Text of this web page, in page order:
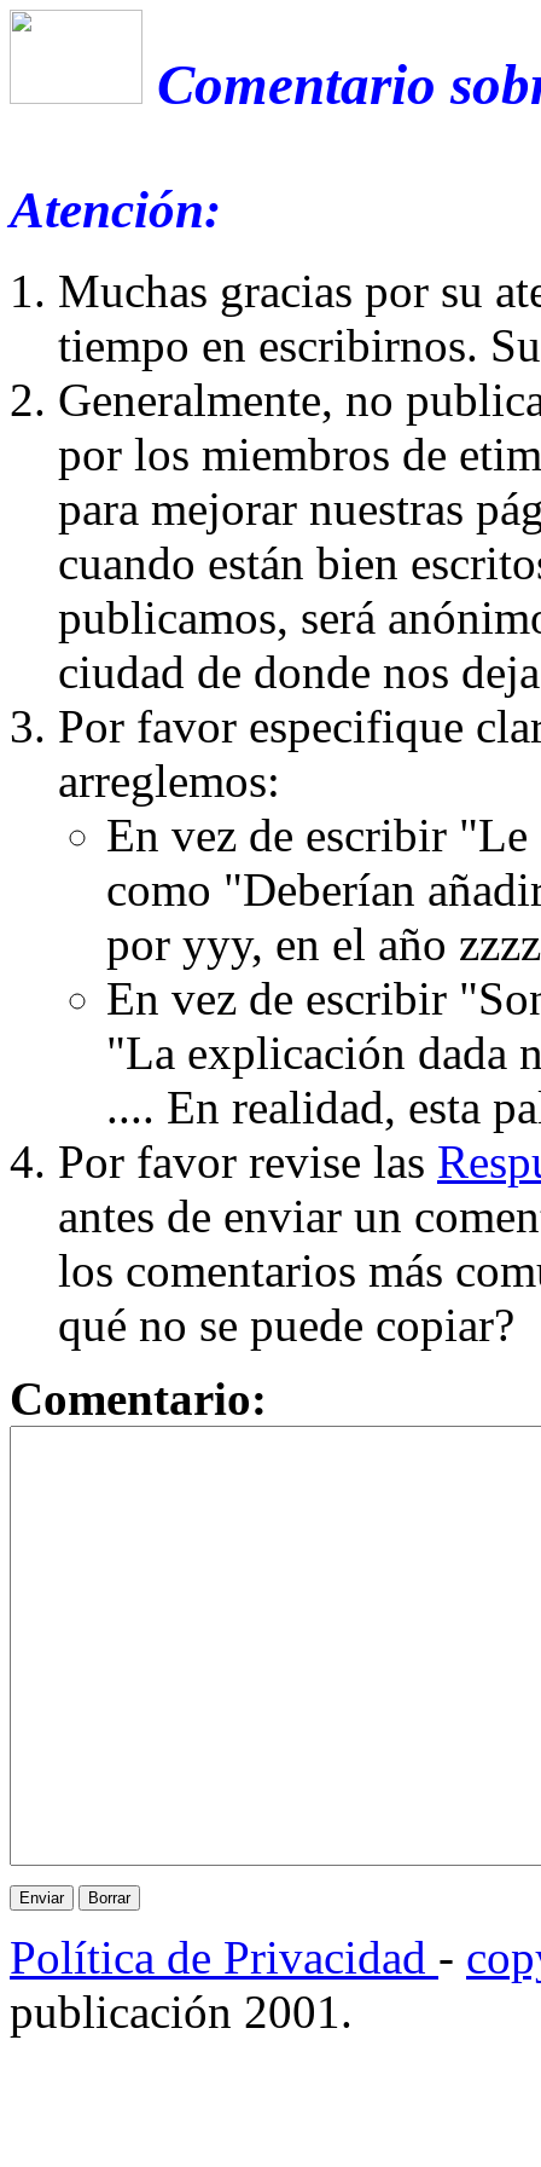
Comentario
Atención:
Muchas gracias por su
tiempo en escribirnos.
Generalmente, no
por los miembros de
para mejorar nuestras
cuando están bien
publicamos, será
ciudad de donde nos
Por favor especifique
arreglemos:
En vez de escribir
como "Deberían
por yyy, en el año
En vez de escribir
"La explicación dada
.... En realidad, esta
Por favor revise las
antes de enviar un
los comentarios más
qué no se puede copiar?
Comentario:
Política de Privacidad -
publicación 2001.